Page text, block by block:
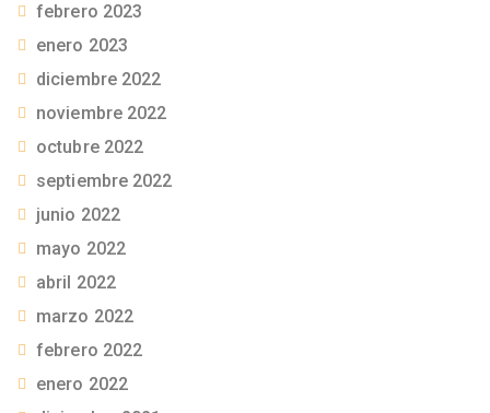
febrero 2023
enero 2023
diciembre 2022
noviembre 2022
octubre 2022
septiembre 2022
junio 2022
mayo 2022
abril 2022
marzo 2022
febrero 2022
enero 2022